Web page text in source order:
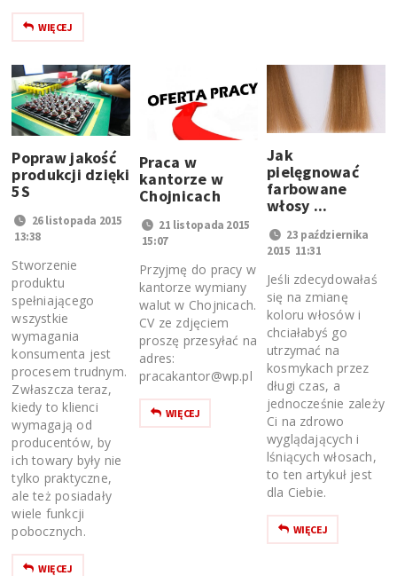
WIĘCEJ
Popraw jakość
produkcji dzięki
5S
26 listopada 2015
13:38
Stworzenie
produktu
spełniającego
wszystkie
wymagania
konsumenta jest
procesem trudnym.
Zwłaszcza teraz,
kiedy to klienci
wymagają od
producentów, by
ich towary były nie
tylko praktyczne,
ale też posiadały
wiele funkcji
pobocznych.
WIĘCEJ
Praca w
kantorze w
Chojnicach
21 listopada 2015
15:07
Przyjmę do pracy w
kantorze wymiany
walut w Chojnicach.
CV ze zdjęciem
proszę przesyłać na
adres:
pracakantor@wp.pl
WIĘCEJ
Jak
pielęgnować
farbowane
włosy ...
23 października
2015 11:31
Jeśli zdecydowałaś
się na zmianę
koloru włosów i
chciałabyś go
utrzymać na
kosmykach przez
długi czas, a
jednocześnie zależy
Ci na zdrowo
wyglądających i
lśniących włosach,
to ten artykuł jest
dla Ciebie.
WIĘCEJ